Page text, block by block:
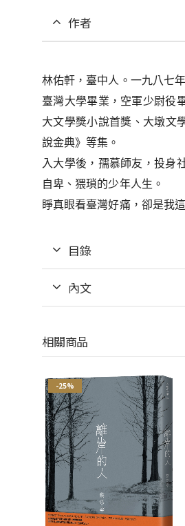
作者
林佑軒， 臺中人。一九八七
臺灣大學畢業，空軍少尉役
大文學獎小說首獎、大墩文
說金典》等集。
入大學後，孺慕師友，投身
自卑、猥瑣的少年人生。
睜真眼看臺灣好痛，卻是我
目錄
內文
相關商品
-25%